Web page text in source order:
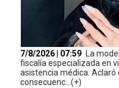
7/8/2026 | 07:59 La
fiscalía especializada en
asistencia médica. Aclaró
consecuenc...(+)